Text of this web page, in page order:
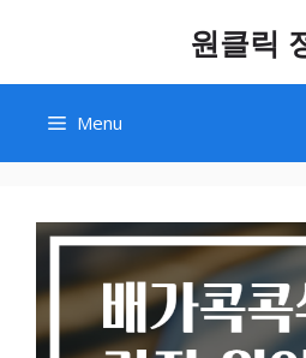
content
원클릭
Menu